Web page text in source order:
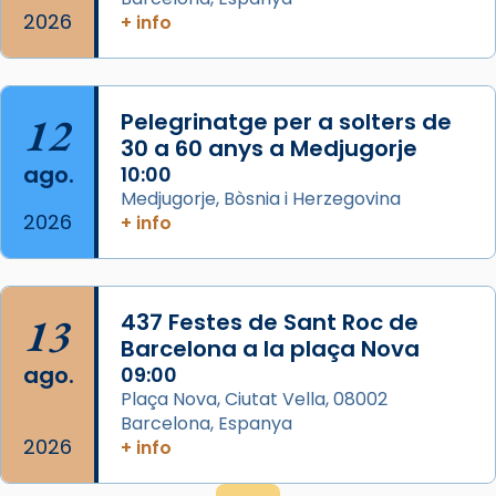
frare Joan Gaspar Roig, afirma en una obra
que les santes són filles de l’antiga Iluro.
Mataró en reivindicarà les relíq
Foto
View on Facebook ·
2026
+ info
12
ago.
2026
Pelegrinatge per a solters de
30 a 60 anys a Medjugorje
10:00
Medjugorje, Bòsnia i Herzegovina
+ info
13
ago.
2026
437 Festes de Sant Roc de
Barcelona a la plaça Nova
09:00
Plaça Nova, Ciutat Vella, 08002
Barcelona, Espanya
+ info